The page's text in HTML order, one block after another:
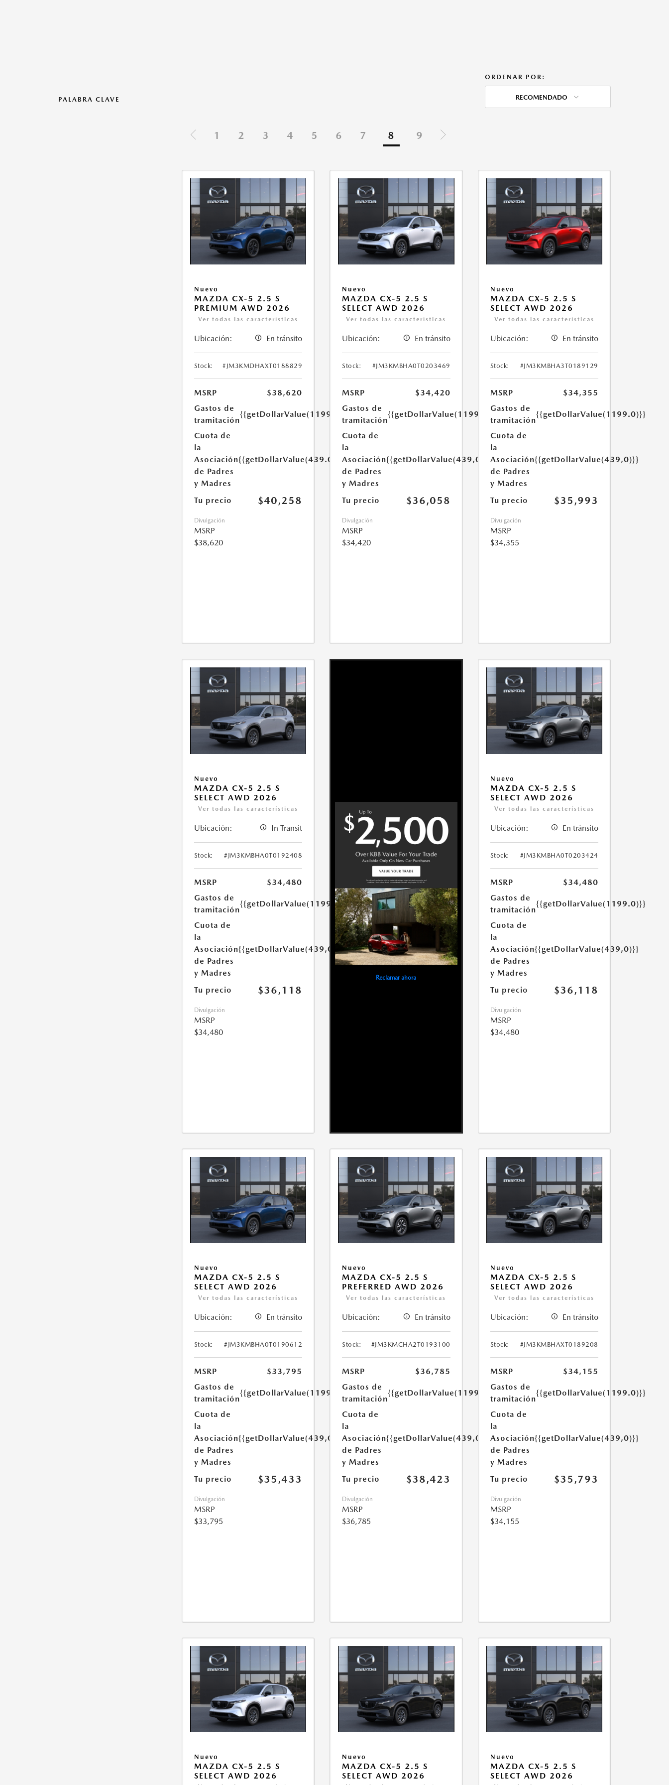
PALABRA CLAVE
ORDENAR POR:
RECOMENDADO
1 2 3 4 5 6 7 8 9
Nuevo
MAZDA CX-5 2.5 S
PREMIUM AWD 2026
Ver todas las características
Ubicación: En tránsito
Stock: #JM3KMDHAXT0188829
MSRP
$38,620
Gastos de
tramitación
{{getDollarValue(1199.0)}}
Cuota de
la
Asociación
de Padres
y Madres
{{getDollarValue(439.0)}}
Tu precio $40,258
Divulgación
MSRP
$38,620
Nuevo
MAZDA CX-5 2.5 S
SELECT AWD 2026
Ver todas las características
Ubicación: En tránsito
Stock: #JM3KMBHA0T0203469
MSRP
$34,420
Gastos de
tramitación
{{getDollarValue(1199.0)}}
Cuota de
la
Asociación
de Padres
y Madres
{{getDollarValue(439,0)}}
Tu precio $36,058
Divulgación
MSRP
$34,420
Nuevo
MAZDA CX-5 2.5 S
SELECT AWD 2026
Ver todas las características
Ubicación: En tránsito
Stock: #JM3KMBHA3T0189129
MSRP
$34,355
Gastos de
tramitación
{{getDollarValue(1199.0)}}
Cuota de
la
Asociación
de Padres
y Madres
{{getDollarValue(439,0)}}
Tu precio $35,993
Divulgación
MSRP
$34,355
Nuevo
MAZDA CX-5 2.5 S
SELECT AWD 2026
Ver todas las características
Ubicación: In Transit
Stock: #JM3KMBHA0T0192408
MSRP
$34,480
Gastos de
tramitación
{{getDollarValue(1199.0)}}
Cuota de
la
Asociación
de Padres
y Madres
{{getDollarValue(439,0)}}
Tu precio $36,118
Divulgación
MSRP
$34,480
Reclamar ahora
Nuevo
MAZDA CX-5 2.5 S
SELECT AWD 2026
Ver todas las características
Ubicación: En tránsito
Stock: #JM3KMBHA0T0203424
MSRP
$34,480
Gastos de
tramitación
{{getDollarValue(1199.0)}}
Cuota de
la
Asociación
de Padres
y Madres
{{getDollarValue(439,0)}}
Tu precio $36,118
Divulgación
MSRP
$34,480
Nuevo
MAZDA CX-5 2.5 S
SELECT AWD 2026
Ver todas las características
Ubicación: En tránsito
Stock: #JM3KMBHA0T0190612
MSRP
$33,795
Gastos de
tramitación
{{getDollarValue(1199.0)}}
Cuota de
la
Asociación
de Padres
y Madres
{{getDollarValue(439,0)}}
Tu precio $35,433
Divulgación
MSRP
$33,795
Nuevo
MAZDA CX-5 2.5 S
PREFERRED AWD 2026
Ver todas las características
Ubicación: En tránsito
Stock: #JM3KMCHA2T0193100
MSRP
$36,785
Gastos de
tramitación
{{getDollarValue(1199.0)}}
Cuota de
la
Asociación
de Padres
y Madres
{{getDollarValue(439,0)}}
Tu precio $38,423
Divulgación
MSRP
$36,785
Nuevo
MAZDA CX-5 2.5 S
SELECT AWD 2026
Ver todas las características
Ubicación: En tránsito
Stock: #JM3KMBHAXT0189208
MSRP
$34,155
Gastos de
tramitación
{{getDollarValue(1199.0)}}
Cuota de
la
Asociación
de Padres
y Madres
{{getDollarValue(439,0)}}
Tu precio $35,793
Divulgación
MSRP
$34,155
Nuevo
MAZDA CX-5 2.5 S
SELECT AWD 2026
Nuevo
MAZDA CX-5 2.5 S
SELECT AWD 2026
Nuevo
MAZDA CX-5 2.5 S
SELECT AWD 2026